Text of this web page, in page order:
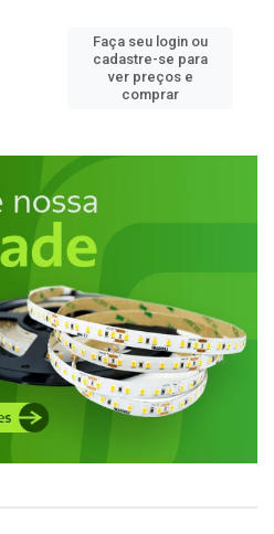
Faça seu login ou
cadastre-se para
ver preços e
comprar